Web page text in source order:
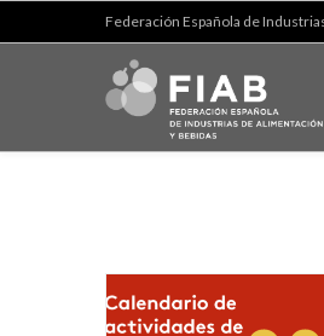
Federación Española de